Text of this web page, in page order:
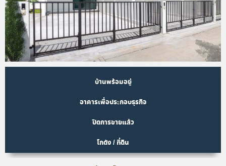
บ้านพร้อมอยู่
อาคารเพื่อประกอบธุรกิจ
ปิดการขายแล้ว
โกดัง / ที่ดิน